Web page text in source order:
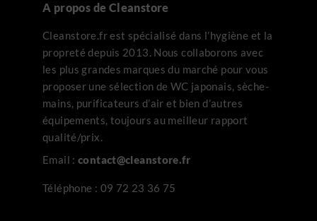
A propos de Cleanstore
Cleanstore.fr est spécialisé dans l’hygiène et la
propreté depuis 2013. Nous collaborons avec
les plus grandes marques du marché pour vous
proposer une sélection de WC japonais, sèche-
mains, purificateurs d’air et bien d’autres
équipements, toujours au meilleur rapport
qualité/prix.
Email : contact@cleanstore.fr
Téléphone : 09 72 23 36 75